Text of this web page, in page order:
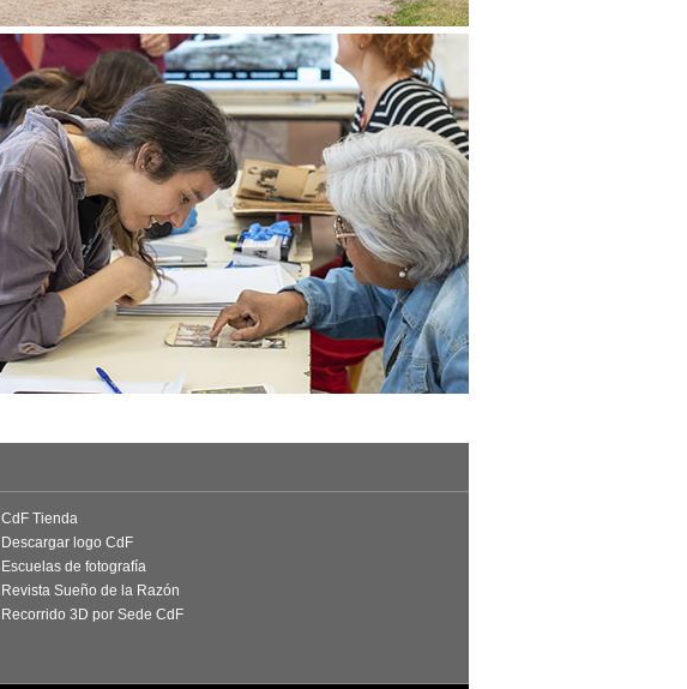
CdF Tienda
Descargar logo CdF
Escuelas de fotografía
Revista Sueño de la Razón
Recorrido 3D por Sede CdF